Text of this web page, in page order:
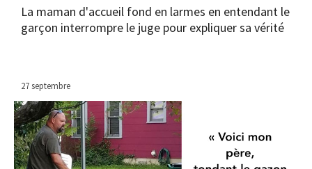
La maman d'accueil fond en larmes en entendant le
garçon interrompre le juge pour expliquer sa vérité
27 septembre